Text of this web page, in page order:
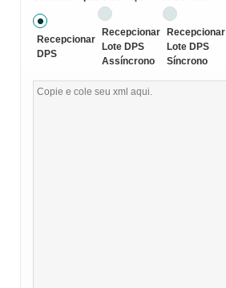
Recepcionar
DPS
Recepcionar
Lote DPS
Assíncrono
Recepcionar
Lote DPS
Síncrono